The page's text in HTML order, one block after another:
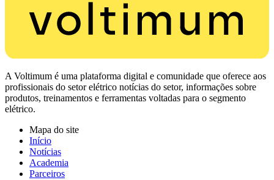
A Voltimum é uma plataforma digital e comunidade que oferece aos
profissionais do setor elétrico notícias do setor, informações sobre
produtos, treinamentos e ferramentas voltadas para o segmento
elétrico.
Mapa do site
Início
Notícias
Academia
Parceiros